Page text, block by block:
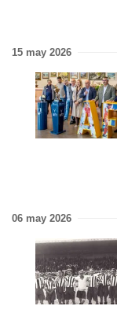
15 may 2026
06 may 2026